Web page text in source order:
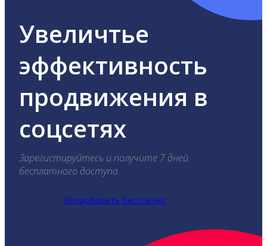
Увеличтье
эффективность
продвижения в
соцсетях
Зарегистируйтесь и получите 7 дней
бесплатного доступа.
Попробовать бесплатно